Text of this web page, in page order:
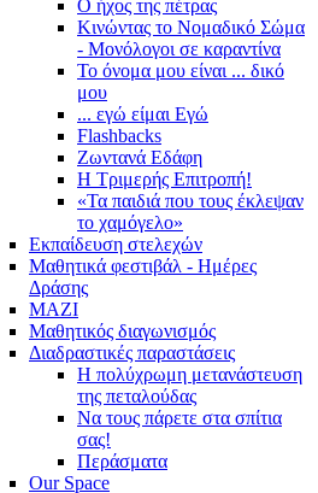
Ο ήχος της πέτρας
Κινώντας το Νομαδικό Σώμα
- Μονόλογοι σε καραντίνα
Το όνομα μου είναι ... δικό
μου
... εγώ είμαι Εγώ
Flashbacks
Ζωντανά Εδάφη
Η Τριμερής Επιτροπή!
«Τα παιδιά που τους έκλεψαν
το χαμόγελο»
Εκπαίδευση στελεχών
Μαθητικά φεστιβάλ - Ημέρες
Δράσης
ΜΑΖΙ
Μαθητικός διαγωνισμός
Διαδραστικές παραστάσεις
Η πολύχρωμη μετανάστευση
της πεταλούδας
Να τους πάρετε στα σπίτια
σας!
Περάσματα
Our Space